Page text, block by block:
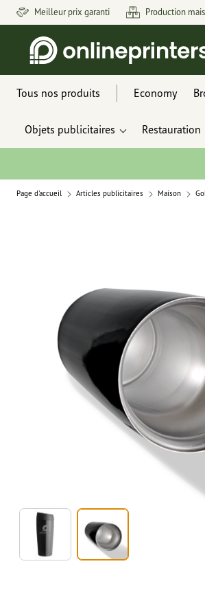
Meilleur prix garanti Production
Tous nos produits Economy
Objets publicitaires Restauration
Page d'accueil Articles publicitaires Maison